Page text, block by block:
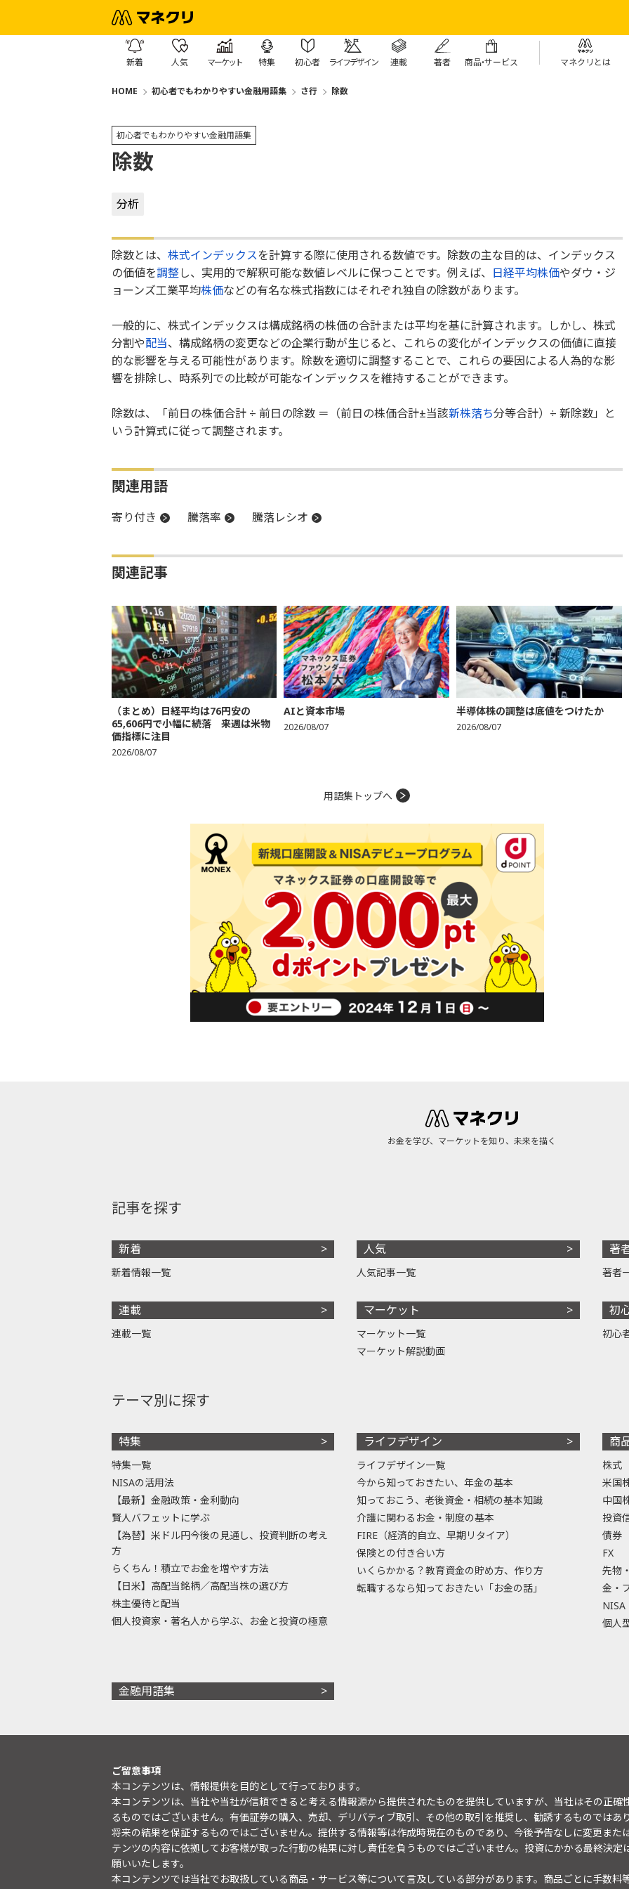
新着 人気 マーケット 特集 初心者 ライフデザイン 連載 著者 商品・サービス マネクリとは
HOME 初心者でもわかりやすい金融用語集 さ行 除数
初心者でもわかりやすい金融用語集
除数
分析
除数とは、 株式インデックスを計算する際に使用される数値です。除数の主な目的は、インデックス
の価値を調整し、実用的で解釈可能な数値レベルに保つことです。例えば、 日経平均株価やダウ・ジ
ョーンズ工業平均株価などの有名な株式指数にはそれぞれ独自の除数があります。
一般的に、株式インデックスは構成銘柄の株価の合計または平均を基に計算されます。しかし、株式
分割や配当、構成銘柄の変更などの企業行動が生じると、これらの変化がインデックスの価値に直接
的な影響を与える可能性があります。除数を適切に調整することで、これらの要因による人為的な影
響を排除し、時系列での比較が可能なインデックスを維持することができます。
除数は、「前日の株価合計 ÷ 前日の除数 ＝（前日の株価合計±当該新株落ち分等合計）÷ 新除数」と
いう計算式に従って調整されます。
関連用語
寄り付き 騰落率 騰落レシオ
関連記事
（まとめ）日経平均は76円安の
65,606円で小幅に続落 来週は米物
価指標に注目
2026/08/07
AIと資本市場
2026/08/07
半導体株の調整は底値をつけたか
2026/08/07
用語集トップへ
お金を学び、マーケットを知り、未来を描く
記事を探す
新着
新着情報一覧
連載
連載一覧
人気
人気記事一覧
マーケット
マーケット一覧
マーケット解説動画
著
著者
初
初心
テーマ別に探す
特集
特集一覧
NISAの活用法
【最新】金融政策・金利動向
賢人バフェットに学ぶ
【為替】米ドル円今後の見通し、投資判断の考え
方
らくちん！積立でお金を増やす方法
【日米】高配当銘柄／高配当株の選び方
株主優待と配当
個人投資家・著名人から学ぶ、お金と投資の極意
ライフデザイン
ライフデザイン一覧
今から知っておきたい、年金の基本
知っておこう、老後資金・相続の基本知識
介護に関わるお金・制度の基本
FIRE（経済的自立、早期リタイア）
保険との付き合い方
いくらかかる？教育資金の貯め方、作り方
転職するなら知っておきたい「お金の話」
商
株式
米国
中国
投資
債券
FX
先物
金・
NISA
個人
金融用語集
ご留意事項
本コンテンツは、情報提供を目的として行っております。
本コンテンツは、当社や当社が信頼できると考える情報源から提供されたものを提供していますが、当社はその正
るものではございません。有価証券の購入、売却、デリバティブ取引、その他の取引を推奨し、勧誘するものでは
将来の結果を保証するものではございません。提供する情報等は作成時現在のものであり、今後予告なしに変更また
テンツの内容に依拠してお客様が取った行動の結果に対し責任を負うものではございません。投資にかかる最終決
願いいたします。
本コンテンツでは当社でお取扱している商品・サービス等について言及している部分があります。商品ごとに手数料